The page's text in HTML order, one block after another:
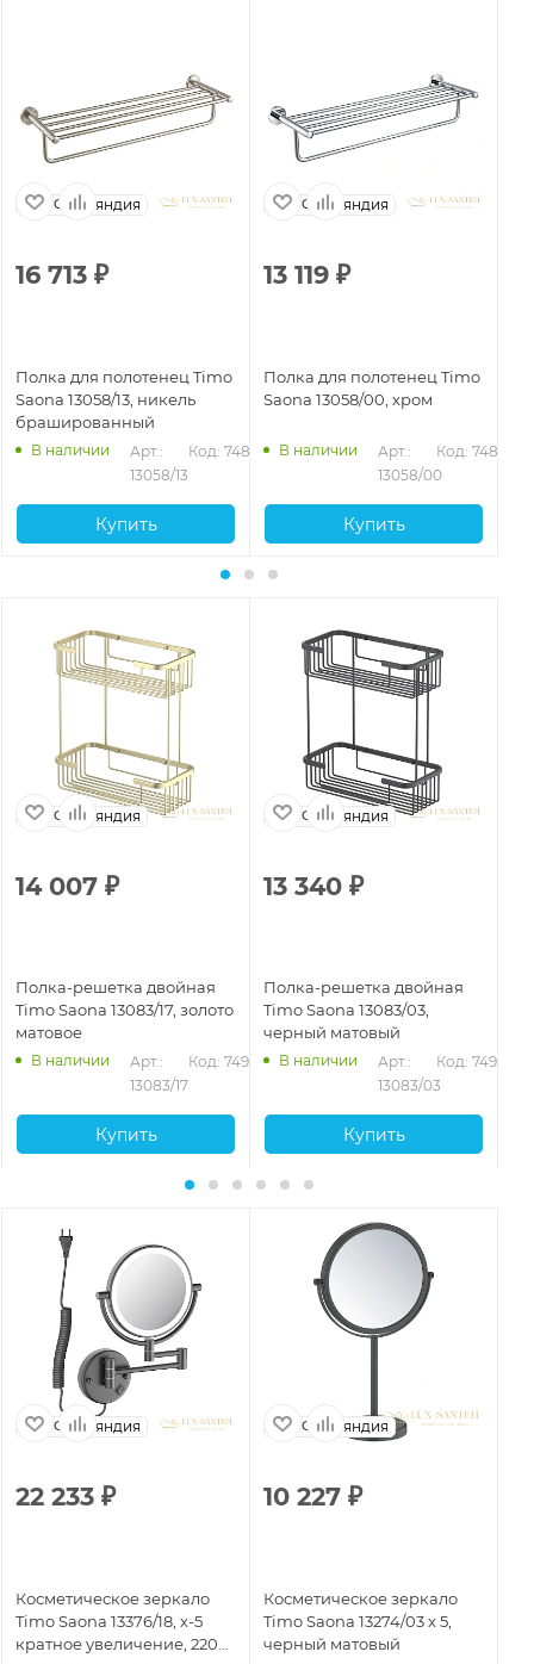
Финляндия
16 713 ₽
Полка для полотенец Timo
Saona 13058/13, никель
брашированный
В наличии
Арт.:
13058/13
Код: 74879
Купить
Финляндия
13 119 ₽
Полка для полотенец Timo
Saona 13058/00, хром
В наличии
Арт.:
13058/00
Код: 74878
Купить
Финляндия
14 007 ₽
Полка-решетка двойная
Timo Saona 13083/17, золото
матовое
В наличии
Арт.:
13083/17
Код: 74901
Купить
Финляндия
13 340 ₽
Полка-решетка двойная
Timo Saona 13083/03,
черный матовый
В наличии
Арт.:
13083/03
Код: 74900
Купить
Финляндия
22 233 ₽
Косметическое зеркало
Timo Saona 13376/18, х-5
кратное увеличение, 220
Финляндия
10 227 ₽
Косметическое зеркало
Timo Saona 13274/03 x 5,
черный матовый